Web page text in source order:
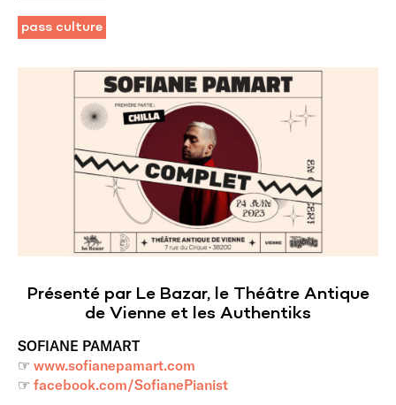
pass culture
Présenté par Le Bazar, le Théâtre Antique
de Vienne et les Authentiks
SOFIANE PAMART
☞ www.sofianepamart.com
☞ facebook.com/SofianePianist